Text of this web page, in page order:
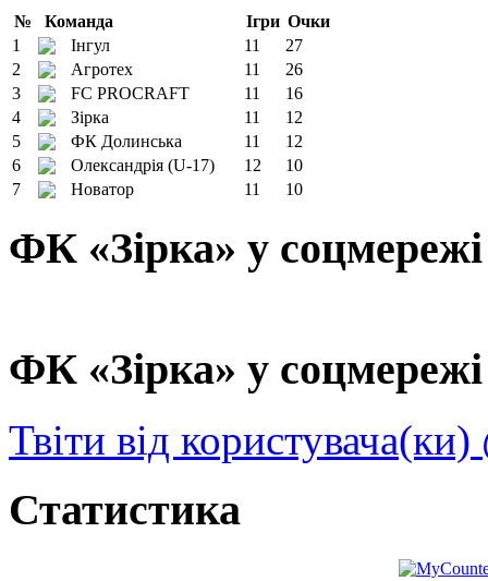
№ Команда Ігри Очки
1
Інгул 11
27
2
Агротех 11
26
3
FC PROCRAFT 11
16
4
Зірка 11
12
5
ФК Долинська 11
12
6
Олександрія (U-17) 12
10
7
Новатор 11 10
ФК «Зірка» у
ФК «Зірка» у
Твіти від
Статистика